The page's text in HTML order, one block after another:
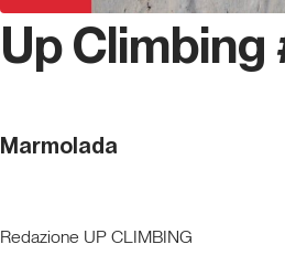
Up Climbing
Marmolada
Redazione UP CLIMBING